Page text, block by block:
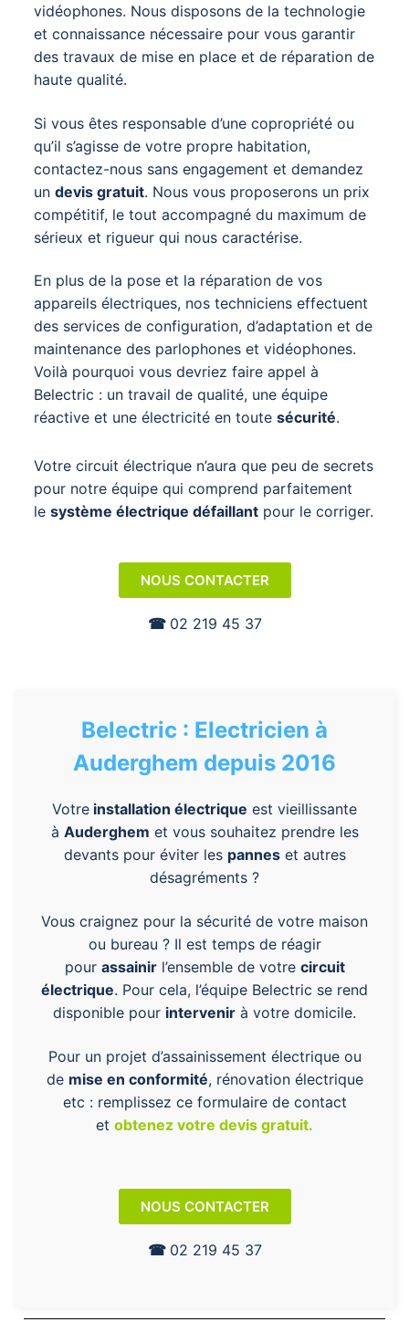
vidéophones. Nous disposons de la technologie
et connaissance nécessaire pour vous garantir
des travaux de mise en place et de réparation de
haute qualité.
Si vous êtes responsable d’une copropriété ou
qu’il s’agisse de votre propre habitation,
contactez-nous sans engagement et demandez
un devis gratuit. Nous vous proposerons un prix
compétitif, le tout accompagné du maximum de
sérieux et rigueur qui nous caractérise.
En plus de la pose et la réparation de vos
appareils électriques, nos techniciens effectuent
des services de configuration, d’adaptation et de
maintenance des parlophones et vidéophones.
Voilà pourquoi vous devriez faire appel à
Belectric : un travail de qualité, une équipe
réactive et une électricité en toute sécurité.
Votre circuit électrique n’aura que peu de secrets
pour notre équipe qui comprend parfaitement
le système électrique défaillantpour le corriger.
NOUS CONTACTER
☎︎ 02 219 45 37
Belectric : Electricien à
Auderghem depuis 2016
Votre installation électrique est vieillissante
à Auderghem et vous souhaitez prendre les
devants pour éviter les panneset autres
désagréments ?
Vous craignez pour la sécurité de votre maison
ou bureau ? Il est temps de réagir
pour assainirl’ensemble de votre circuit
électrique. Pour cela, l’équipe Belectric se rend
disponible pour intervenir à votre domicile.
Pour un projet d’assainissement électrique ou
de mise en conformité, rénovation électrique
etc : remplissez ce formulaire de contact
et obtenez votre devis gratuit.
NOUS CONTACTER
☎︎ 02 219 45 37